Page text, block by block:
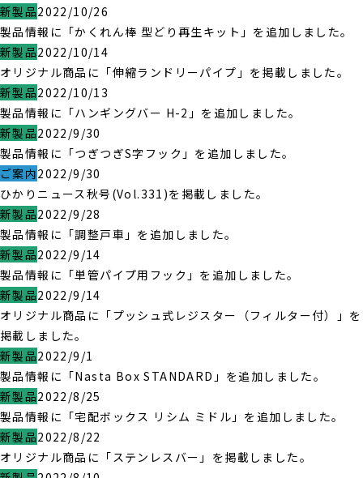
新製品2022/10/26
製品情報に「かくれん棒 型どり再生キット」を追加しました。
新製品2022/10/14
オリジナル商品に「伸縮ランドリーパイプ」を掲載しました。
新製品2022/10/13
製品情報に「ハンギングバー H-2」を追加しました。
新製品2022/9/30
製品情報に「つぎつぎS字フック」を追加しました。
ご案内2022/9/30
ひかりニュース秋号(Vol.331)を掲載しました。
新製品2022/9/28
製品情報に「調整戸車」を追加しました。
新製品2022/9/14
製品情報に「単管パイプ用フック」を追加しました。
新製品2022/9/14
オリジナル商品に「プッシュ式レジスター（フィルター付）」を
掲載しました。
新製品2022/9/1
製品情報に「Nasta Box STANDARD」を追加しました。
新製品2022/8/25
製品情報に「宅配ボックス リシム ミドル」を追加しました。
新製品2022/8/22
オリジナル商品に「ステンレスバー」を掲載しました。